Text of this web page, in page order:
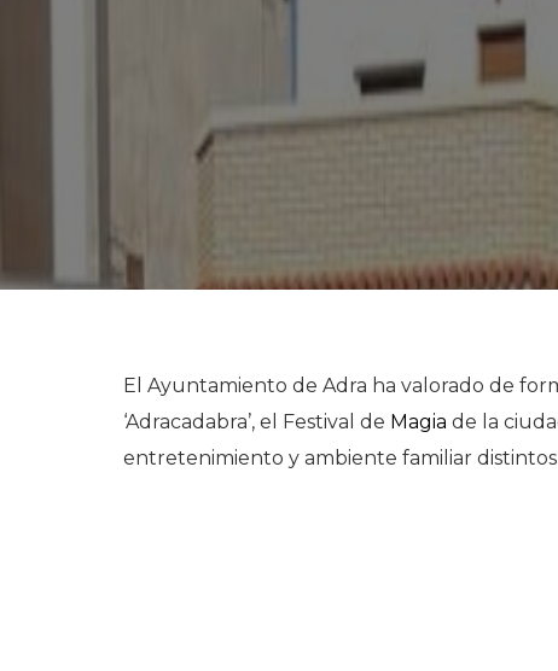
El Ayuntamiento de Adra ha valorado de
‘Adracadabra’, el Festival de Magia de la
entretenimiento y ambiente familiar